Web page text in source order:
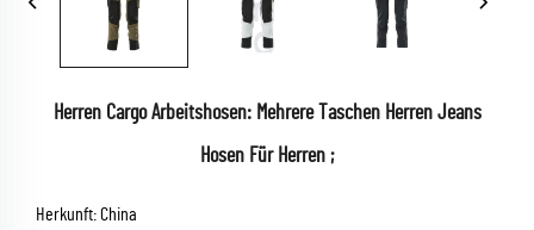
Herren Cargo Arbeitshosen: Mehrere Taschen Herren Jeans
Hosen Für Herren ;
Herkunft: China